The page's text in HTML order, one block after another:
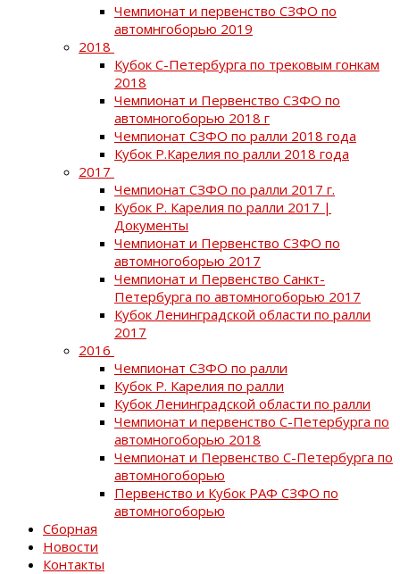
Чемпионат и первенство СЗФО по
автомнгоборью 2019
2018
Кубок С-Петербурга по трековым гонкам
2018
Чемпионат и Первенство СЗФО по
автомногоборью 2018 г
Чемпионат СЗФО по ралли 2018 года
Кубок Р.Карелия по ралли 2018 года
2017
Чемпионат СЗФО по ралли 2017 г.
Кубок Р. Карелия по ралли 2017 |
Документы
Чемпионат и Первенство СЗФО по
автомногоборью 2017
Чемпионат и Первенство Санкт-
Петербурга по автомногоборью 2017
Кубок Ленинградской области по ралли
2017
2016
Чемпионат СЗФО по ралли
Кубок Р. Карелия по ралли
Кубок Ленинградской области по ралли
Чемпионат и первенство С-Петербурга по
автомногоборью 2018
Чемпионат и Первенство С-Петербурга по
автомногоборью
Первенство и Кубок РАФ СЗФО по
автомногоборью
Сборная
Новости
Контакты